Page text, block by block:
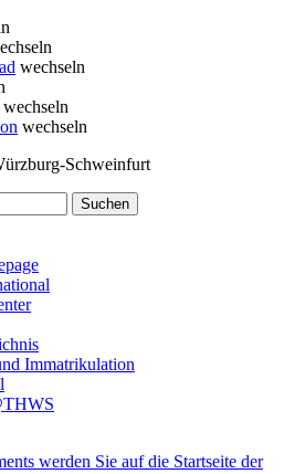
wechseln
wechseln
wechseln
Schweinfurt
Immatrikulation